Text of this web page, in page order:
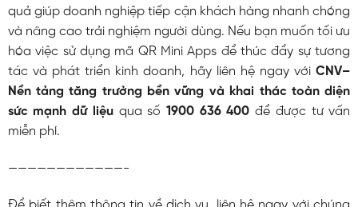
quả giúp doanh nghiệp tiếp cận khách hàng nhanh chóng
và nâng cao trải nghiệm người dùng. Nếu bạn muốn tối ưu
hóa việc sử dụng mã QR Mini Apps để thúc đẩy sự tương
tác và phát triển kinh doanh, hãy liên hệ ngay vớiCNV–
Nền tảng tăng trưởng bền vững và khai thác toàn diện
sức mạnh dữ liệuqua số1900 636 400 để được tư vấn
miễn phí.
————————————-